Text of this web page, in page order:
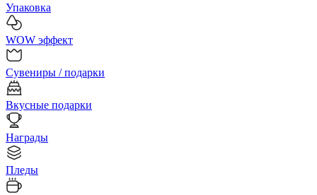
Упаковка
WOW эффект
Сувениры / подарки
Вкусные подарки
Награды
Пледы